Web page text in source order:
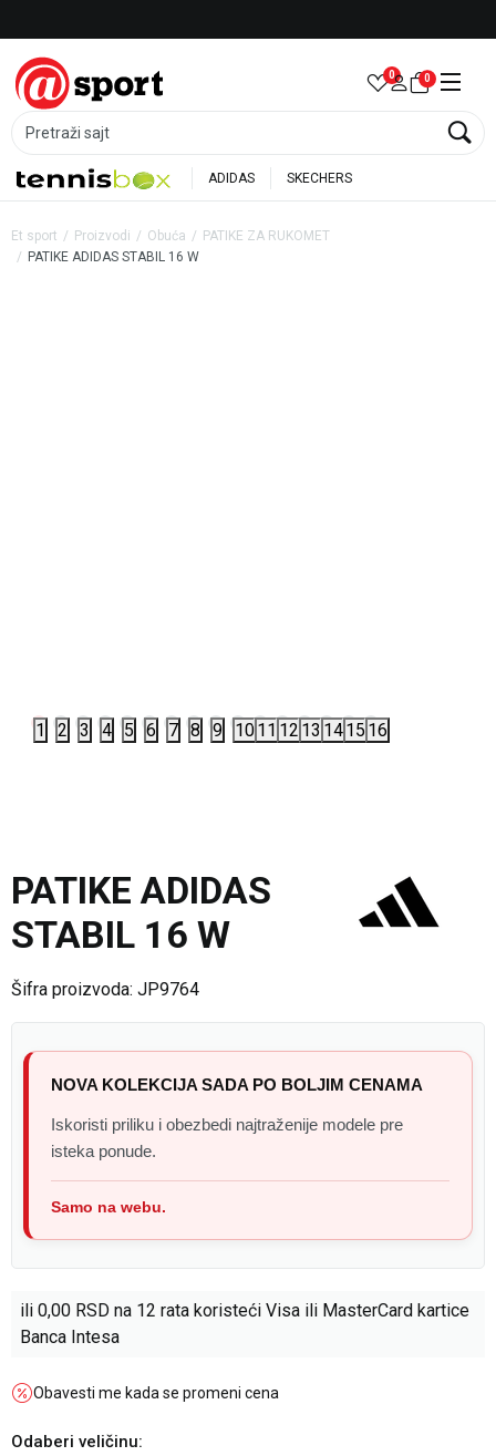
Pretraži sajt
0 0
ADIDAS SKECHERS
Et sport Proizvodi Obuća
PATIKE ZA RUKOMET
PATIKE ADIDAS STABIL 16 W
1 2 3 4 5 6 7 8 9 1011 12 13 1415 16
PATIKE ADIDAS
STABIL 16 W
Šifra proizvoda: JP9764
NOVA KOLEKCIJA SADA PO BOLJIM CENAMA
Iskoristi priliku i obezbedi najtraženije modele pre
isteka ponude.
Samo na webu.
ili 0,00 RSD na 12 rata koristeći Visa ili MasterCard kartice
Banca Intesa
Obavesti me kada se promeni cena
Odaberi veličinu: